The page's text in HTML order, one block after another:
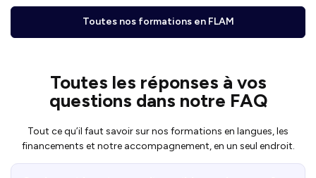
Toutes nos formations en FLAM
Toutes les réponses à vos
questions dans notre FAQ
Tout ce qu’il faut savoir sur nos formations en langues, les
financements et notre accompagnement, en un seul endroit.